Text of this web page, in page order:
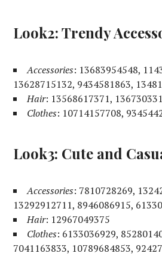
Look2: Trendy
Accessories: 13683954548,
13628715132, 9434581863,
Hair: 13568617371,
Clothes: 10714157708,
Look3: Cute and
Accessories: 7810728269,
13292912711, 8946086915,
Hair: 12967049375
Clothes: 6133036929,
7041163833, 10789684853,